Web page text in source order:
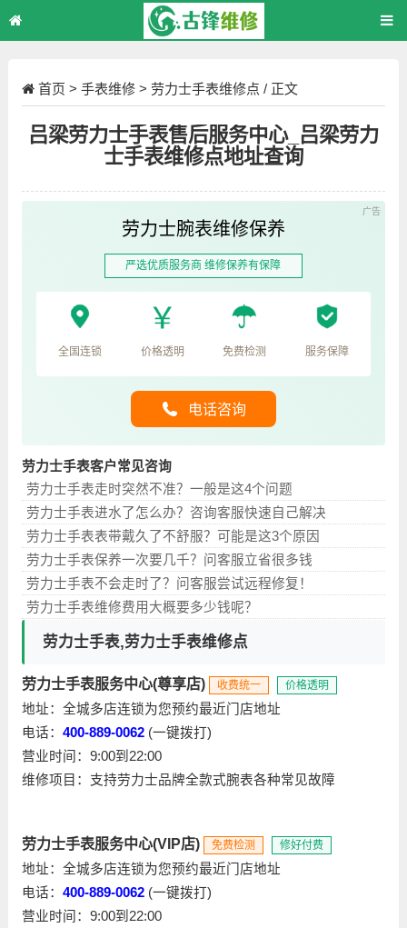
首页 > 手表维修> 劳力士手表维修点 / 正文
吕梁劳力士手表售后服务中心_吕梁劳力
士手表维修点地址查询
劳力士腕表维修保养
严选优质服务商 维修保养有保障
全国连锁 价格透明 免费检测 服务保障
电话咨询
劳力士手表客户常见咨询
劳力士手表走时突然不准？一般是这4个问题
劳力士手表进水了怎么办？咨询客服快速自己解决
劳力士手表表带戴久了不舒服？可能是这3个原因
劳力士手表保养一次要几千？问客服立省很多钱
劳力士手表不会走时了？问客服尝试远程修复！
劳力士手表维修费用大概要多少钱呢？
劳力士手表,劳力士手表维修点
劳力士手表服务中心(尊享店) 收费统一 价格透明
地址：全城多店连锁为您预约最近门店地址
电话： 400-889-0062(一键拨打)
营业时间：9:00到22:00
维修项目：支持劳力士品牌全款式腕表各种常见故障
劳力士手表服务中心(VIP店) 免费检测 修好付费
地址：全城多店连锁为您预约最近门店地址
电话： 400-889-0062(一键拨打)
营业时间：9:00到22:00